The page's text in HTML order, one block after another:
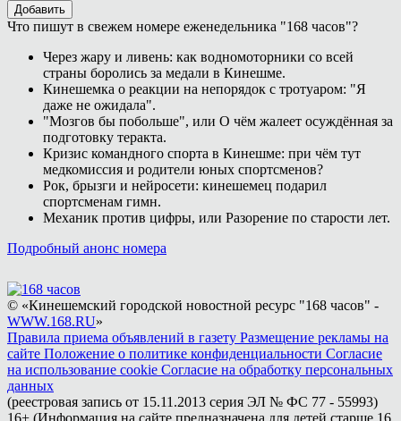
Добавить
Что пишут в свежем номере еженедельника "168 часов"?
Через жару и ливень: как водномоторники со всей
страны боролись за медали в Кинешме.
Кинешемка о реакции на непорядок с тротуаром: "Я
даже не ожидала".
"Мозгов бы побольше", или О чём жалеет осуждённая за
подготовку теракта.
Кризис командного спорта в Кинешме: при чём тут
медкомиссия и родители юных спортсменов?
Рок, брызги и нейросети: кинешемец подарил
спортсменам гимн.
Механик против цифры, или Разорение по старости лет.
Подробный анонс номера
© «Кинешемский городской новостной ресурс "168 часов" -
WWW.168.RU»
Правила приема объявлений в газету Размещение рекламы на
сайте Положение о политике конфиденциальности Согласие
на использование cookie Согласие на обработку персональных
данных
(реестровая запись от 15.11.2013 серия ЭЛ № ФС 77 - 55993)
16+ (Информация на сайте предназначена для детей старше 16